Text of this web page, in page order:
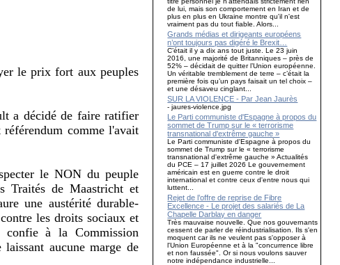
le prix fort aux peuples
a décidé de faire ratifier
comme l'avait
le NON du peuple
Traités de Maastricht et
une austérité durable-
les droits sociaux et
confie à la Commission
aucune marge de
de lui, mais son comportement en Iran et de
plus en plus en Ukraine montre qu'il n'est
vraiment pas du tout fiable. Alors...
Grands médias et dirigeants européens
n’ont toujours pas digéré le Brexit…
C’était il y a dix ans tout juste. Le 23 juin
2016, une majorité de Britanniques – près de
52% – décidait de quitter l’Union européenne.
Un véritable tremblement de terre – c’était la
première fois qu’un pays faisait un tel choix –
et une désaveu cinglant...
SUR LA VIOLENCE - Par Jean Jaurès
- jaures-violence.jpg
Le Parti communiste d'Espagne à propos du
sommet de Trump sur le « terrorisme
transnational d'extrême gauche »
Le Parti communiste d'Espagne à propos du
sommet de Trump sur le « terrorisme
transnational d'extrême gauche » Actualités
du PCE – 17 juillet 2026 Le gouvernement
américain est en guerre contre le droit
international et contre ceux d'entre nous qui
luttent...
Rejet de l’offre de reprise de Fibre
Excellence - Le projet des salariés de La
Chapelle Darblay en danger
Très mauvaise nouvelle. Que nos gouvernants
cessent de parler de réindustrialisation. Ils s'en
moquent car ils ne veulent pas s'opposer à
l'Union Européenne et à la "concurrence libre
et non faussée". Or si nous voulons sauver
notre indépendance industrielle...